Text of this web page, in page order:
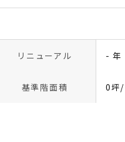
リニューアル - 年
基準階面積 0坪